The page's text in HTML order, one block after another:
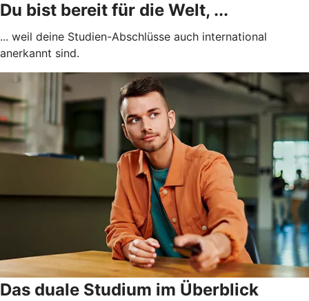
Du bist bereit für die Welt, ...
... weil deine Studien-Abschlüsse auch international
anerkannt sind.
Das duale Studium im Überblick